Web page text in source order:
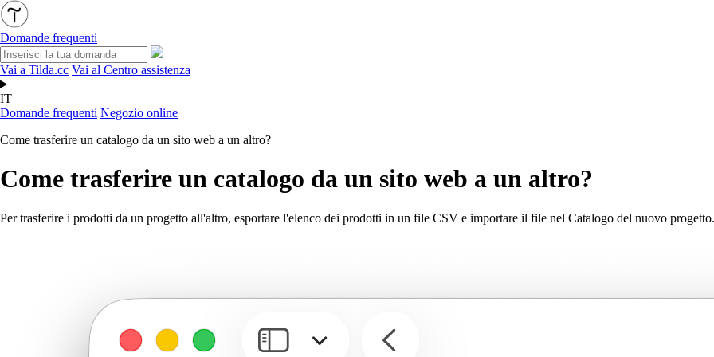
Domande frequenti
Vai a Tilda.cc Vai al Centro assistenza
IT
Domande frequenti Negozio online
Come trasferire un catalogo da un sito web a un altro?
Come trasferire un catalogo da un sito web a un altro?
Per trasferire i prodotti da un progetto all'altro, esportare l'elenco dei prodotti in un file CSV e importare il file nel Catalogo del nuovo progetto.